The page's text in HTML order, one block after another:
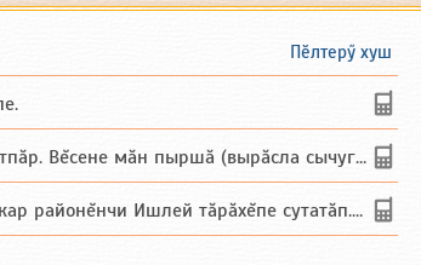
Пӗлтерӳ хуш
Вĕсене мăн пыршă (вырăсла сычуг) ...
Ишлей тăрăхĕпе сутатăп. Ха...